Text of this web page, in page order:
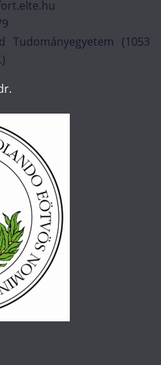
Tudományegyetem (1053